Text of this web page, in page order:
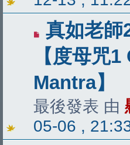
真如老師
【度母咒
Mantra】
最後發表 由
05-06 ,